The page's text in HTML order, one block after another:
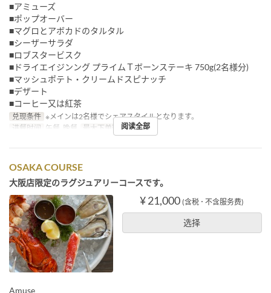
■アミューズ
■ポップオーバー
■マグロとアボカドのタルタル
■シーザーサラダ
■ロブスタービスク
■ドライエイジンング プライムＴボーンステーキ 750g(2名様分)
■マッシュポテト・クリームドスピナッチ
■デザート
■コーヒー又は紅茶
兑现条件 ※メインは2名様でシェアスタイルとなります。
进餐时间
午餐, 晚餐 最大下单数 2 ~
阅读全部
OSAKA COURSE
大阪店限定のラグジュアリーコースです。
¥ 21,000 (含税 ･ 不含服务费)
选择
Amuse